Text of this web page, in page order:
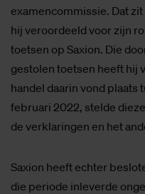
examencommissie. Dat
hij veroordeeld voor zijn
toetsen op Saxion. Die
gestolen toetsen heeft hij
handel daarin vond plaats
februari 2022, stelde
de verklaringen en het
Saxion heeft echter
die periode inleverde